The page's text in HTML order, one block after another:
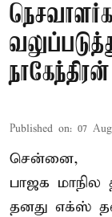
நாகேந்திரன்
Published on: 07
சென்னை,
பாஜக மாநில
தனது எக்ஸ்